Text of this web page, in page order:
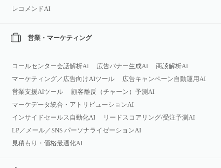
レコメンドAI
営業・マーケティング
コールセンター会話解析AI 広告バナー生成AI
商談解析AI
マーケティング／広告向けAIツール
広告キャンペーン自動運用AI
営業支援AIツール
顧客離反（チャーン）予測AI
マーケデータ統合・アトリビューションAI
インサイドセールス自動化AI
リードスコアリング/受注予測AI
LP／メール／SNS パーソナライゼーションAI
見積もり・価格最適化AI